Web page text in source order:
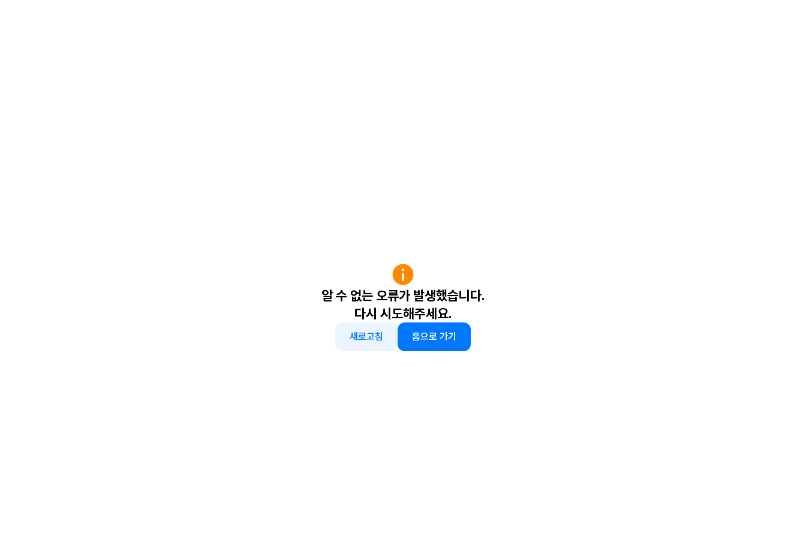
알 수 없는 오류가 발생했습니다.
다시 시도해주세요.
새로고침 홈으로 가기